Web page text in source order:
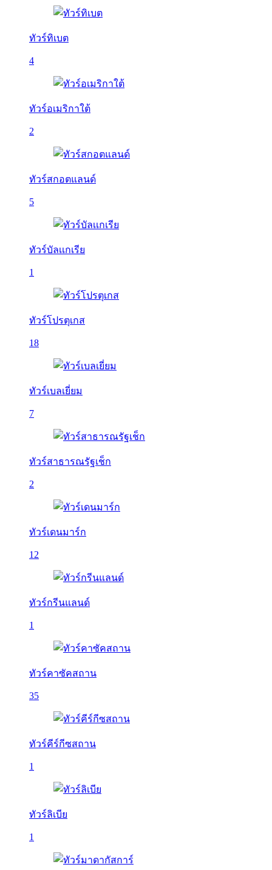
ทัวร์ทิเบต
4
ทัวร์อเมริกาใต้
2
ทัวร์สกอตแลนด์
5
ทัวร์บัลเเกเรีย
1
ทัวร์โปรตุเกส
18
ทัวร์เบลเยี่ยม
7
ทัวร์สาธารณรัฐเช็ก
2
ทัวร์เดนมาร์ก
12
ทัวร์กรีนแลนด์
1
ทัวร์คาซัคสถาน
35
ทัวร์คีร์กีซสถาน
1
ทัวร์ลิเบีย
1